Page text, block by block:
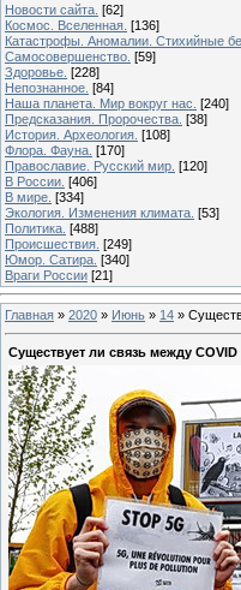
Новости сайта. [62]
Космос. Вселенная. [136]
Катастрофы. Аномалии. Стихийные
Самосовершенство. [59]
Здоровье. [228]
Непознанное. [84]
Наша планета. Мир вокруг нас. [240]
Предсказания. Пророчества. [38]
История. Археология. [108]
Флора. Фауна. [170]
Православие. Русский мир. [120]
В России. [406]
В мире. [334]
Экология. Изменения климата. [53]
Политика. [488]
Происшествия. [249]
Юмор. Сатира. [340]
Враги России [21]
Главная » 2020 » Июнь » 14 »
Существует ли связь между